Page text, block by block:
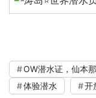
OW潜水证，仙本那
体验潜水
开